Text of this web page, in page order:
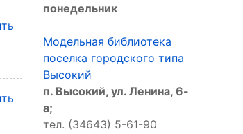
понедельник
Модельная библиотека
поселка городского типа
Высокий
п. Высокий, ул. Ленина, 6-
а;
тел. (34643) 5-61-90